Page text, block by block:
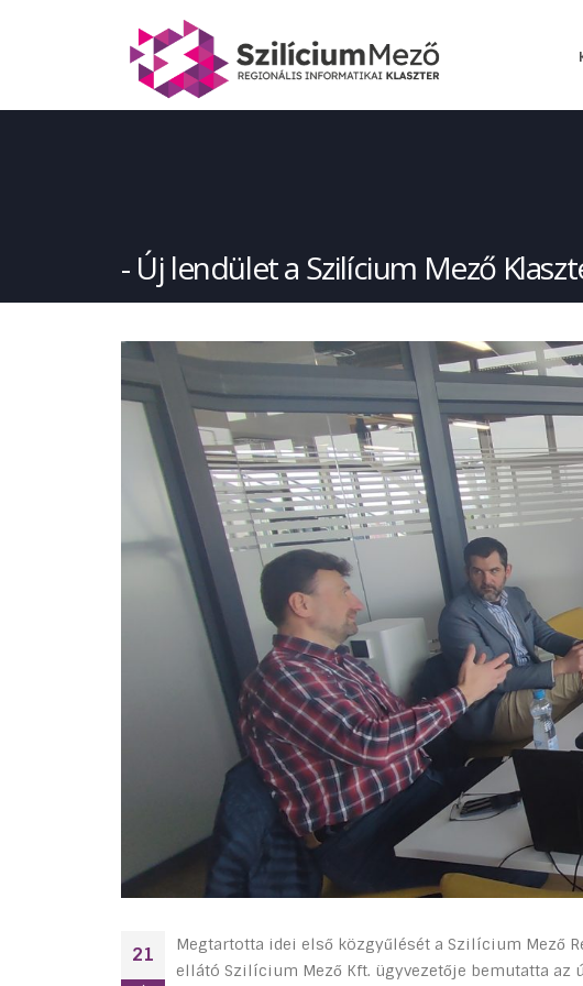
Új lendület a Szilícium Mező
21
Megtartotta idei első közgyűlését a Szilícium Mező
ellátó Szilícium Mező Kft. ügyvezetője bemutatta